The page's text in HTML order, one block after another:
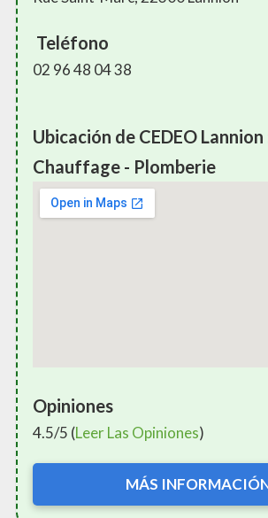
Teléfono
02 96 48 04 38
Ubicación de CEDEO
Chauffage - Plomberie
Opiniones
4.5/5 (Leer Las Opiniones)
MÁS